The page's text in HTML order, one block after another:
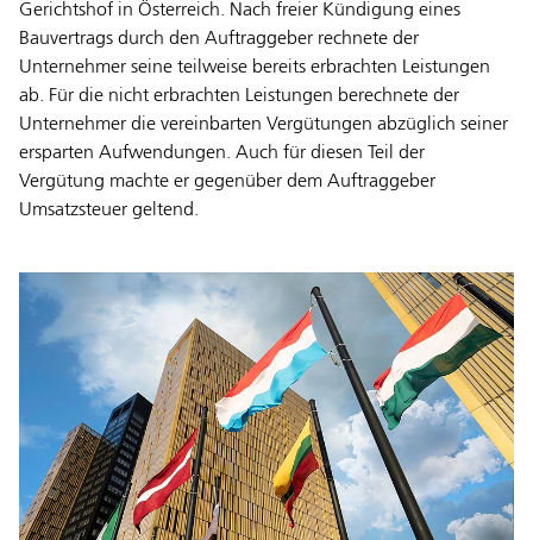
Gerichtshof in Österreich. Nach freier Kündigung eines
Bauvertrags durch den Auftraggeber rechnete der
Unternehmer seine teilweise bereits erbrachten Leistungen
ab. Für die nicht erbrachten Leistungen berechnete der
Unternehmer die vereinbarten Vergütungen abzüglich seiner
ersparten Aufwendungen. Auch für diesen Teil der
Vergütung machte er gegenüber dem Auftraggeber
Umsatzsteuer geltend.